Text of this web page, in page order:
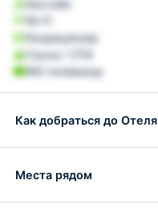
Бассейн
Wi-Fi
Кондиционер
Сауна / СПА
ЖК-телевизор
Как добраться до Отеля
Места рядом